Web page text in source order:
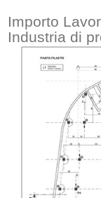
Importo
Industria di